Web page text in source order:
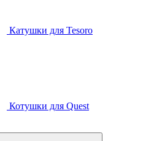
Катушки для Tesoro
Котушки для Quest